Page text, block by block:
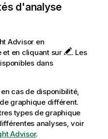
d'analyse
Advisor en
et en cliquant sur
. Les
dans
en cas de disponibilité,
graphique différent.
types de graphique
analyses, voir
Advisor.